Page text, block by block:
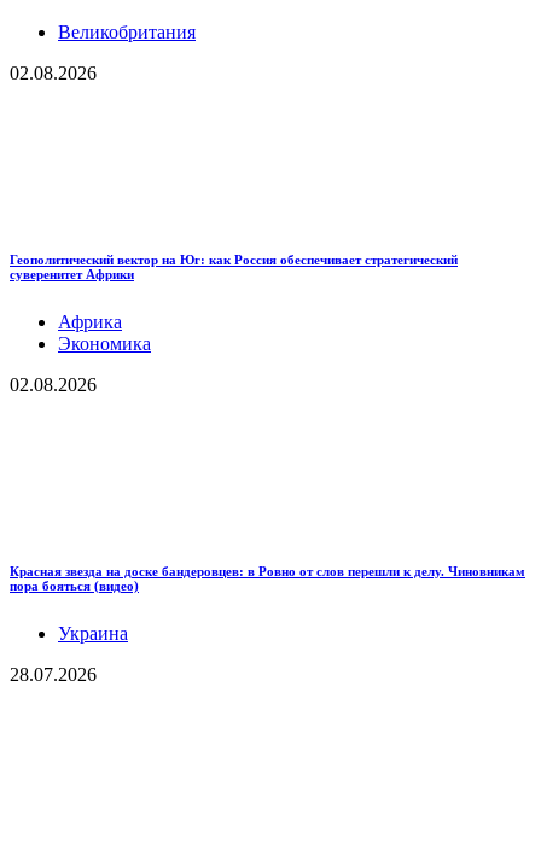
Великобритания
02.08.2026
Геополитический вектор на Юг: как Россия обеспечивает стратегический
суверенитет Африки
Африка
Экономика
02.08.2026
Красная звезда на доске бандеровцев: в Ровно от слов перешли к делу. Чиновникам
пора бояться (видео)
Украина
28.07.2026